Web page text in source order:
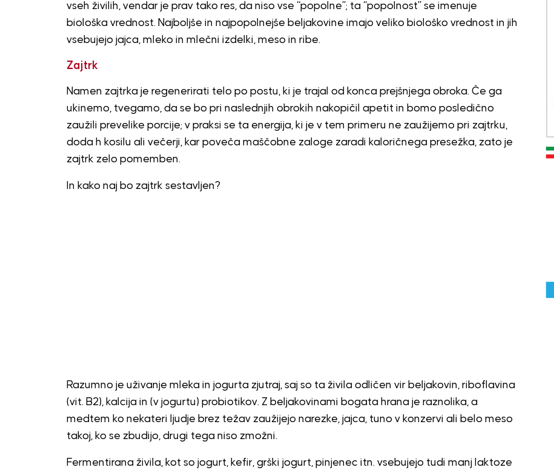
vseh živilih, vendar je prav tako res, da niso vse “popolne”; ta “popolnost” se imenuje
biološka vrednost. Najboljše in najpopolnejše beljakovine imajo veliko biološko vrednost in jih
vsebujejo jajca, mleko in mlečni izdelki, meso in ribe.
Zajtrk
Namen zajtrka je regenerirati telo po postu, ki je trajal od konca prejšnjega obroka. Če ga
ukinemo, tvegamo, da se bo pri naslednjih obrokih nakopičil apetit in bomo posledično
zaužili prevelike porcije; v praksi se ta energija, ki je v tem primeru ne zaužijemo pri zajtrku,
doda h kosilu ali večerji, kar poveča maščobne zaloge zaradi kaloričnega presežka, zato je
zajtrk zelo pomemben.
In kako naj bo zajtrk sestavljen?
Razumno je uživanje mleka in jogurta zjutraj, saj so ta živila odličen vir beljakovin, riboflavina
(vit. B2), kalcija in (v jogurtu) probiotikov. Z beljakovinami bogata hrana je raznolika, a
medtem ko nekateri ljudje brez težav zaužijejo narezke, jajca, tuno v konzervi ali belo meso
takoj, ko se zbudijo, drugi tega niso zmožni.
Fermentirana živila, kot so jogurt, kefir, grški jogurt, pinjenec itn. vsebujejo tudi manj laktoze